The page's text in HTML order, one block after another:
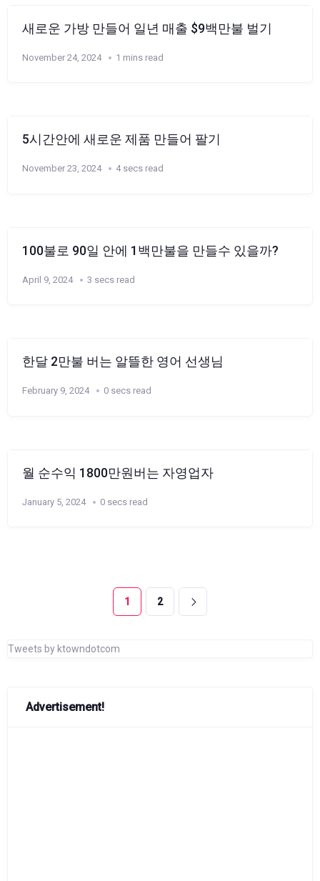
새로운 가방 만들어 일년 매출 $9백만불 벌기
November 24, 2024 1 mins read
5시간안에 새로운 제품 만들어 팔기
November 23, 2024 4 secs read
100불로 90일 안에 1백만불을 만들수 있을까?
April 9, 2024 3 secs read
한달 2만불 버는 알뜰한 영어 선생님
February 9, 2024 0 secs read
월 순수익 1800만원버는 자영업자
January 5, 2024 0 secs read
1 2
Tweets by ktowndotcom
Advertisement!